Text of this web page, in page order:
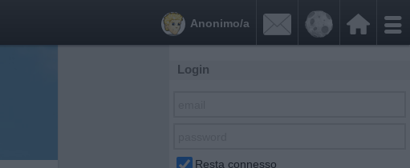


Anonimo/a
Login
Resta connesso